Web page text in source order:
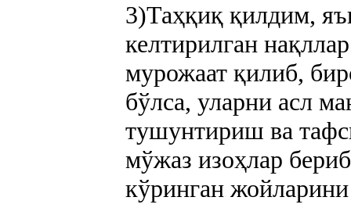
3)Таҳқиқ қилдим,
келтирилган
мурожаат қилиб,
бўлса, уларни асл
тушунтириш ва
мўжаз изоҳлар
кўринган